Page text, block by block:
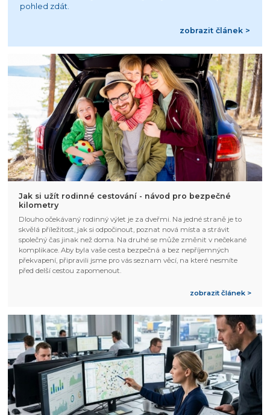
pohled zdát.
zobrazit článek >
Jak si užít rodinné cestování - návod pro bezpečné
kilometry
Dlouho očekávaný rodinný výlet je za dveřmi. Na jedné straně je to
skvělá příležitost, jak si odpočinout, poznat nová místa a strávit
společný čas jinak než doma. Na druhé se může změnit v nečekané
komplikace. Aby byla vaše cesta bezpečná a bez nepříjemných
překvapení, připravili jsme pro vás seznam věcí, na které nesmíte
před delší cestou zapomenout.
zobrazit článek >